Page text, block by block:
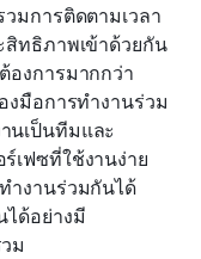
มการติดตามเวลา
สิทธิภาพเข้าด้วยกัน
องการมากกว่า
งมือการทำงานร่วม
นเป็นทีมและ
เฟซที่ใช้งานง่าย
ำงานร่วมกันได้
ได้อย่างมี
ม